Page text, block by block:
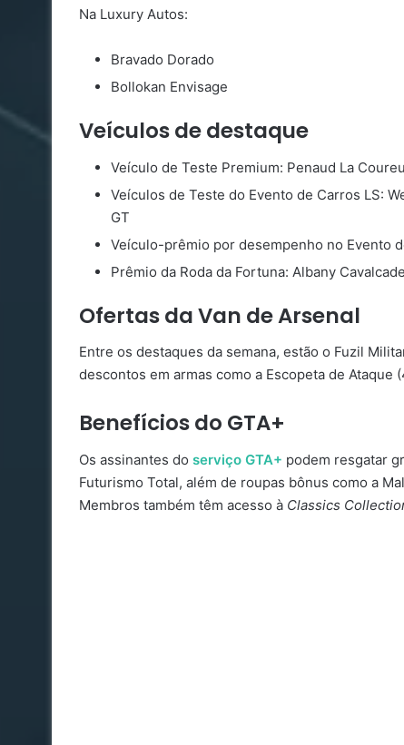
Na Luxury Autos:
Bravado Dorado
Bollokan Envisage
Veículos de destaque
Veículo de Teste Premium: Penaud La
Veículos de Teste do Evento de Carros LS:
GT
Veículo-prêmio por desempenho no Evento
Prêmio da Roda da Fortuna: Albany
Ofertas da Van de Arsenal
Entre os destaques da semana, estão o Fuzil
descontos em armas como a Escopeta de Ataque
Benefícios do GTA+
Os assinantes do serviço GTA+ podem resgatar
Futurismo Total, além de roupas bônus como a
Membros também têm acesso à Classics